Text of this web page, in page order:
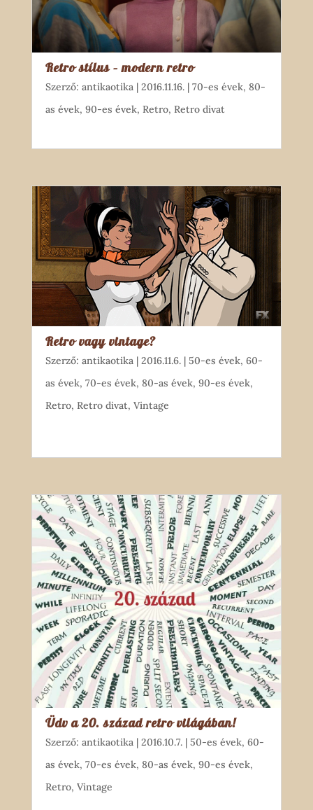
Retro stílus – modern retro
Szerző: antikaotika| 2016.11.16.| 70-es évek, 80-
as évek, 90-es évek, Retro, Retro divat
Retro vagy vintage?
Szerző: antikaotika| 2016.11.6.| 50-es évek, 60-
as évek, 70-es évek, 80-as évek, 90-es évek,
Retro, Retro divat, Vintage
Üdv a 20. század retro világában!
Szerző: antikaotika| 2016.10.7.| 50-es évek, 60-
as évek, 70-es évek, 80-as évek, 90-es évek,
Retro, Vintage